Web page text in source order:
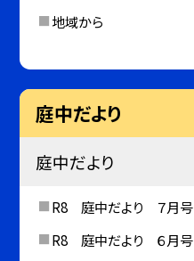
地域から
庭中だより
庭中だより
R8 庭中だより ７月号
R8 庭中だより ６月号